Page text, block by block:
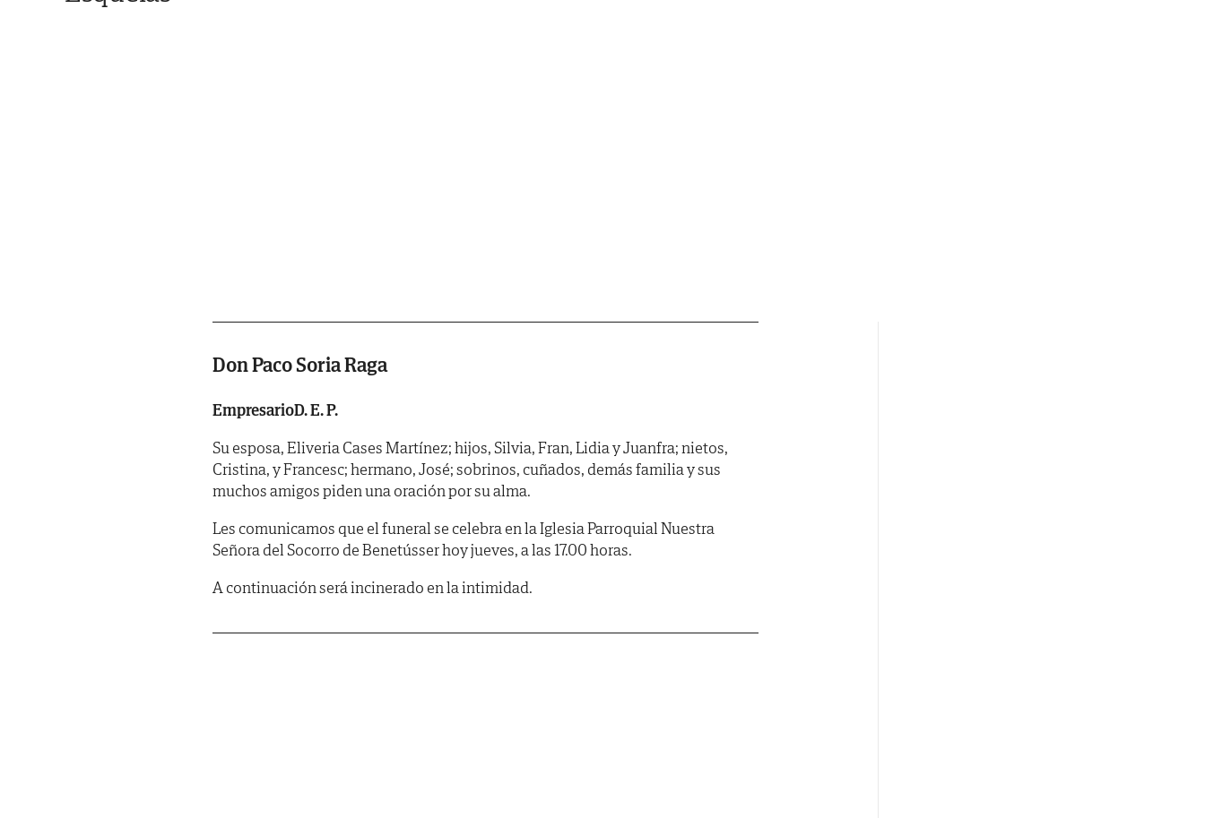
Don Paco Soria Raga
EmpresarioD. E. P.
Su esposa, Eliveria Cases Martínez; hijos, Silvia, Fran, Lidia y Juanfra; nietos,
Cristina, y Francesc; hermano, José; sobrinos, cuñados, demás familia y sus
muchos amigos piden una oración por su alma.
Les comunicamos que el funeral se celebra en la Iglesia Parroquial Nuestra
Señora del Socorro de Benetússer hoy jueves, a las 17.00 horas.
A continuación será incinerado en la intimidad.